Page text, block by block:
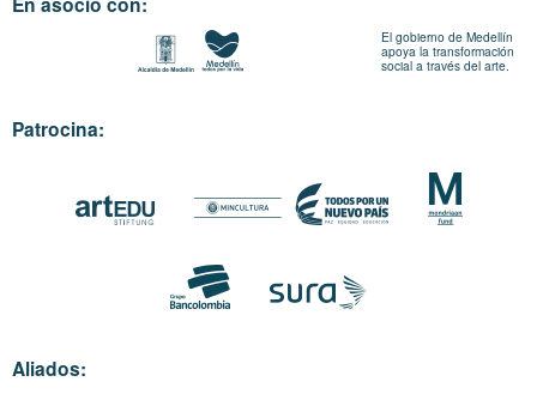
El gobierno de Medellín
apoya la transformación
social a través del arte.
Patrocina:
Aliados: